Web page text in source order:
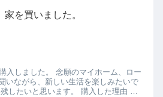
家を買いました。
入しました。 念願のマイホーム、ロー
いながら、新しい生活を楽しみたいで
したいと思います。 購入した理由 家